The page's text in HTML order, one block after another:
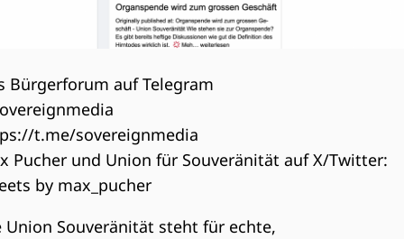
Bürgerforum auf Telegram
t.me/sovereignmedia
Pucher und Union für Souveränität auf X/Twitter:
by max_pucher
Union Souveränität steht für echte,